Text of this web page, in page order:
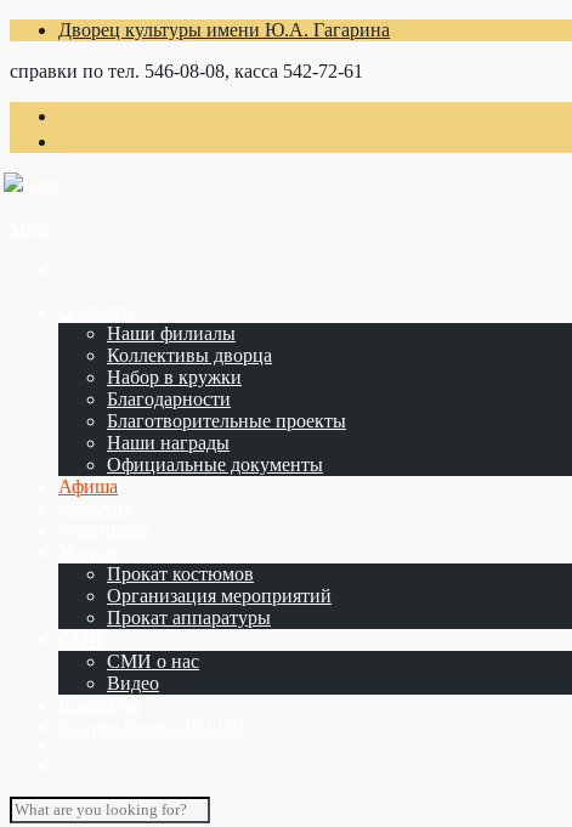
Дворец культуры имени Ю.А. Гагарина
справки по тел. 546-08-08, касса 542-72-61
Наши филиалы
Коллективы дворца
Набор в кружки
Благодарности
Благотворительные проекты
Наши награды
Официальные документы
Афиша
Прокат костюмов
Организация мероприятий
Прокат аппаратуры
СМИ о нас
Видео